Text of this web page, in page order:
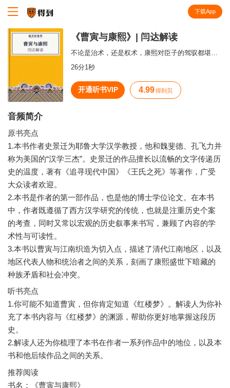
下载App
《曹寅与康熙》| 闫达解读
不论是治术，还是权术，康熙对臣子的驾驭都堪称一流
26分1秒
开通听书VIP 4.99 得到贝
音频简介
原书亮点
1.本书作者史景迁为耶鲁大学汉学教授，他和魏斐德、孔飞力并
称为美国的“汉学三杰”。史景迁的作品擅长以流畅的文字传递历
史的温度，著有《追寻现代中国》《王氏之死》等著作，广受
大众读者欢迎。
2.本书是作者的第一部作品，也是他的博士学位论文。在本书
中，作者既遵循了西方汉学研究的传统，也就是注重历史个案
的考查，同时又常以宏观的历史叙事来书写，兼顾了内容的学
术性与可读性。
3.本书以曹寅与江南织造为切入点，描述了清代江南地区，以及
地区代表人物和统治者之间的关系，刻画了康熙盛世下暗藏的
听书亮点
1.你可能不知道曹寅，但你肯定知道《红楼梦》。解读人为你补
充了本书内容与《红楼梦》的渊源，帮助你更好地掌握这段历
史。
2.解读人还为你梳理了本书在作者一系列作品中的地位，以及本
推荐阅读
书名：《曹寅与康熙》